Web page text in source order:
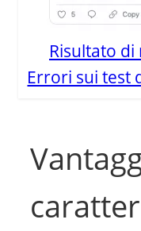
Risultato
Errori sui test